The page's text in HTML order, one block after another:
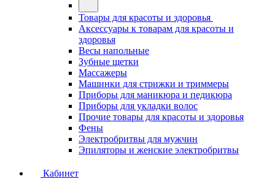
Товары для красоты и здоровья
Аксессуары к товарам для красоты и
здоровья
Весы напольные
Зубные щетки
Массажеры
Машинки для стрижки и триммеры
Приборы для маникюра и педикюра
Приборы для укладки волос
Прочие товары для красоты и здоровья
Фены
Электробритвы для мужчин
Эпиляторы и женские электробритвы
Кабинет